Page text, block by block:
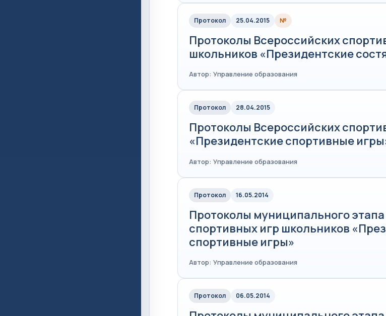
Протокол 25.04.2015 №
Протоколы Всероссийских
школьников «Президентские
Автор: Управление образования
Протокол 28.04.2015
Протоколы Всероссийских
«Президентские спортивные
Автор: Управление образования
Протокол 16.05.2014
Протоколы муниципального
спортивных игр школьников
спортивные игры»
Автор: Управление образования
Протокол 06.05.2014